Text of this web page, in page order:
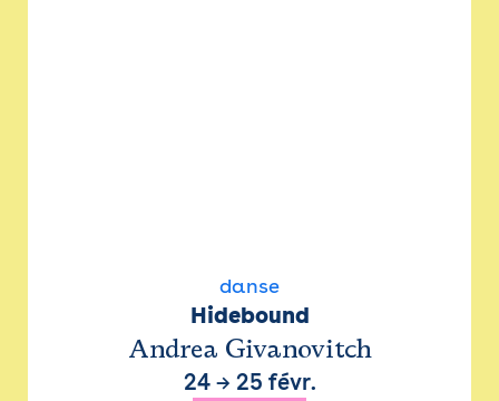
danse
Hidebound
Andrea Givanovitch
24→ 25 févr.